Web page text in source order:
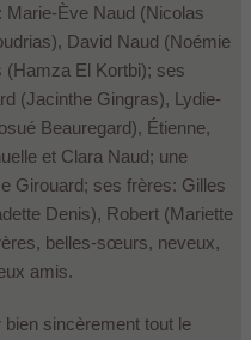
Marie-Ève Naud (Nicolas
David Naud (Noémie
El Kortbi); ses
(Jacinthe Gingras), Lydie-
Beauregard), Étienne,
et Clara Naud; une
Girouard; ses frères: Gilles
Denis), Robert (Mariette
belles-sœurs, neveux,
amis.
sincèrement tout le